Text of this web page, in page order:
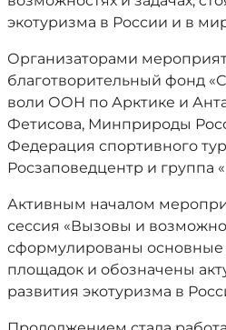
экотуризма в России и в
Организаторами
благотворительный фонд
воли ООН по Арктике и
Фетисова, Минприроды
Федерация спортивного
Росзаповедцентр и группа
Активным началом
сессия «Вызовы и
сформулированы основные
площадок и обозначены
развития экотуризма в